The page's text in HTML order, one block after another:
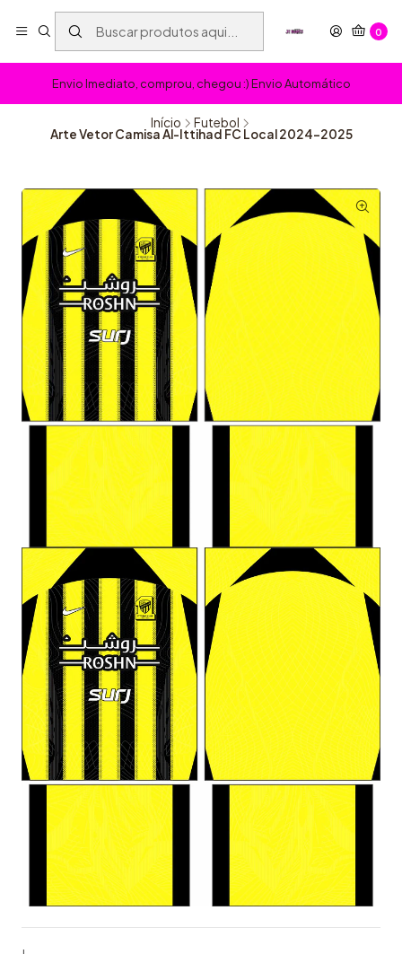
0
Envio Imediato, comprou, chegou :) Envio Automático
Início Futebol
Arte Vetor Camisa Al-Ittihad FC Local 2024-2025